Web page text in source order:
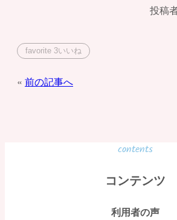
投稿
favorite 3いいね
投前の記事へ
contents
コンテンツ
利用者の声